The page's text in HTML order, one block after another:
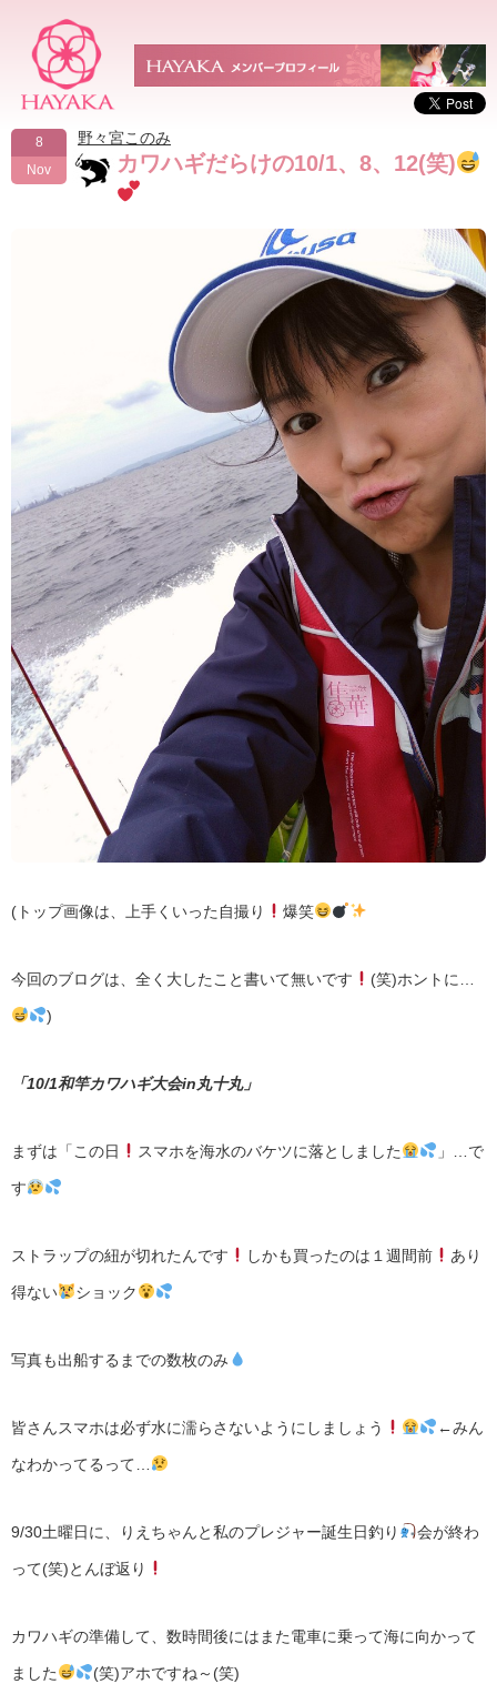
8
Nov
野々宮このみ
カワハギだらけの10/1、8、12(笑)
(トップ画像は、上手くいった自撮り 爆笑
今回のブログは、全く大したこと書いて無いです (笑)ホントに…
)
「10/1和竿カワハギ大会in丸十丸」
まずは「この日 スマホを海水のバケツに落としました 」…で
す
ストラップの紐が切れたんです しかも買ったのは１週間前 あり
得ない ショック
写真も出船するまでの数枚のみ
皆さんスマホは必ず水に濡らさないようにしましょう ←みん
なわかってるって…
9/30土曜日に、りえちゃんと私のプレジャー誕生日釣り 会が終わ
って(笑)とんぼ返り
カワハギの準備して、数時間後にはまた電車に乗って海に向かって
ました (笑)アホですね～(笑)